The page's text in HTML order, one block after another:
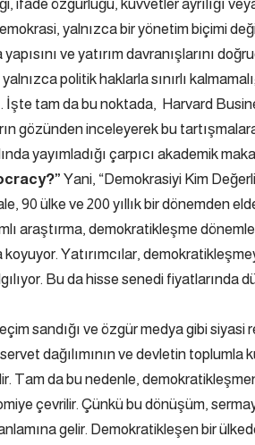
ifade özgürlüğü, kuvvetler ayrılığı
yalnızca bir yönetim biçimi
ve yatırım davranışlarını
politik haklarla sınırlı
İşte tam da bu noktada, Harvard
gözünden inceleyerek bu
yayımladığı çarpıcı akademik
Yani, “Demokrasiyi Kim
90 ülke ve 200 yıllık bir dönemden
araştırma, demokratikleşme
koyuyor. Yatırımcılar,
Bu da hisse senedi fiyatlarında
sandığı ve özgür medya gibi siyasi
dağılımının ve devletin toplumla
Tam da bu nedenle,
çevrilir. Çünkü bu dönüşüm,
gelir. Demokratikleşen bir